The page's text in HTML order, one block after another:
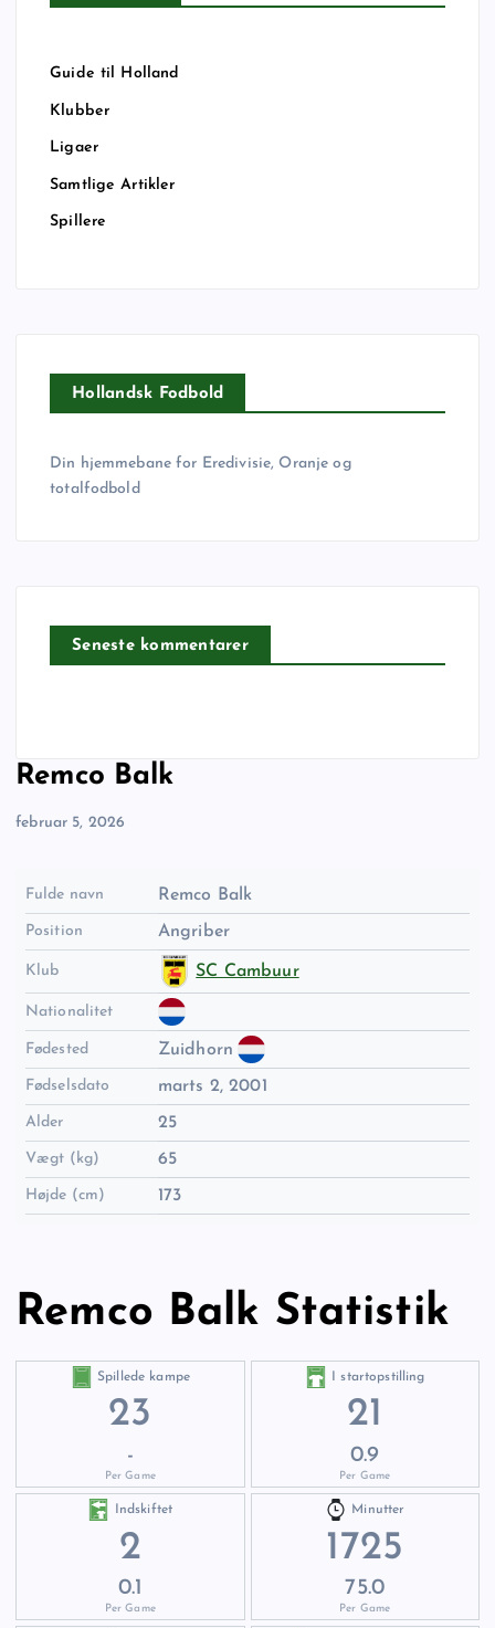
Guide til Holland
Klubber
Ligaer
Samtlige Artikler
Spillere
Hollandsk Fodbold
Din hjemmebane for Eredivisie, Oranje og
totalfodbold
Seneste kommentarer
Remco Balk
februar 5, 2026
Fulde navn Remco Balk
Position Angriber
Klub SC Cambuur
Nationalitet
Fødested Zuidhorn
Fødselsdato marts 2, 2001
Alder 25
Vægt (kg) 65
Højde (cm) 173
Remco Balk Statistik
Spillede kampe
23
-
Per Game
I startopstilling
21
0.9
Per Game
Indskiftet
2
0.1
Per Game
Minutter
1725
75.0
Per Game